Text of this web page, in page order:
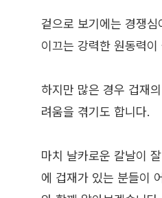
겉으로 보기에는 경쟁
이끄는 강력한 원동력
하지만 많은 경우 겁재
려움을 겪기도 합니다.
마치 날카로운 칼날이
에 겁재가 있는 분들이